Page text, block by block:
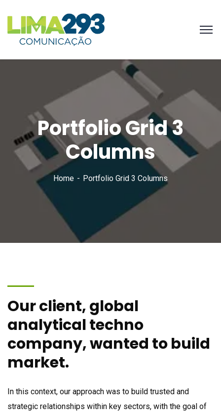
Portfolio Grid 3
Columns
Home Portfolio Grid 3 Columns
Our client, global
analytical techno
company, wanted to build
market.
In this context, our approach was to build trusted and
strategic relationships within key sectors, with the goal of